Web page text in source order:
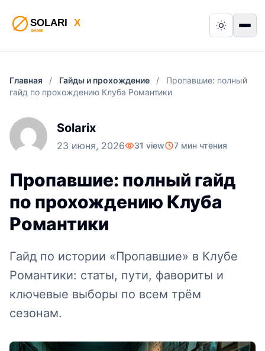
Switch
Главная / Гайды и прохождение /
Пропавшие: полный
гайд по прохождению Клуба Романтики
Solarix
23 июня, 2026 31 view 7 мин чтения
Пропавшие: полный гайд
по прохождению Клуба
Романтики
Гайд по истории «Пропавшие» в Клубе
Романтики: статы, пути, фавориты и
ключевые выборы по всем трём
сезонам.